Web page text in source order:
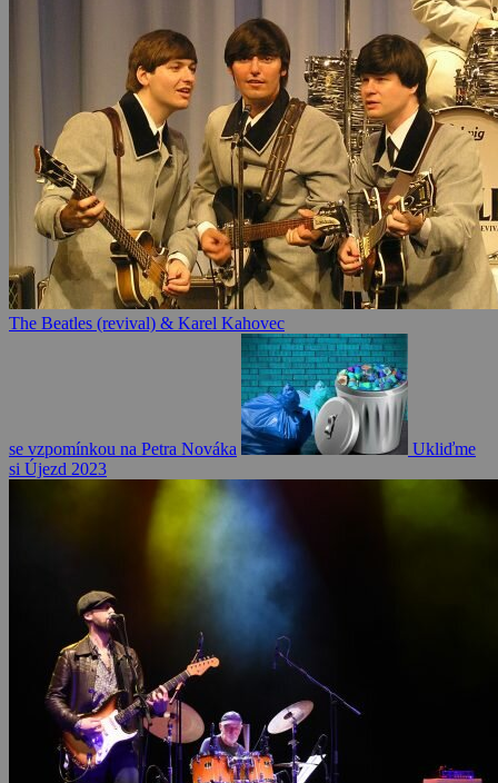
The Beatles (revival) & Karel Kahovec
se vzpomínkou na Petra Nováka
Ukliďme
si Újezd 2023